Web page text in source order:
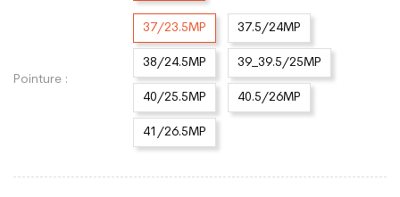
Pointure :
37/23.5MP 37.5/24MP
38/24.5MP 39_39.5/25MP
40/25.5MP 40.5/26MP
41/26.5MP